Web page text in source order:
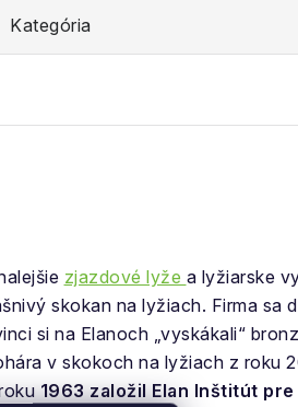
Kategória
zjazdové lyže a lyžiarske
skokan na lyžiach. Firma sa
si na Elanoch „vyskákali“
v skokoch na lyžiach z roku
1963 založil Elan Inštitút